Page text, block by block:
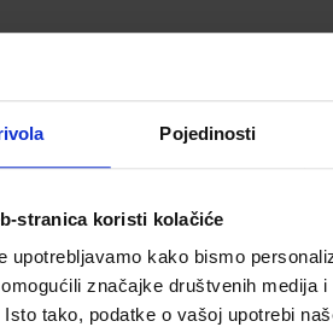
Pojedinosti
stranica koristi kolačiće
upotrebljavamo kako bismo
značajke društvenih medija i
Isto tako, podatke o vašoj upotrebi